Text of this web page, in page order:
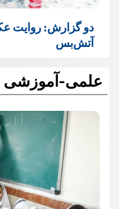
دو گزارش: روایت
آتش‌بس
علمی-آموزشی